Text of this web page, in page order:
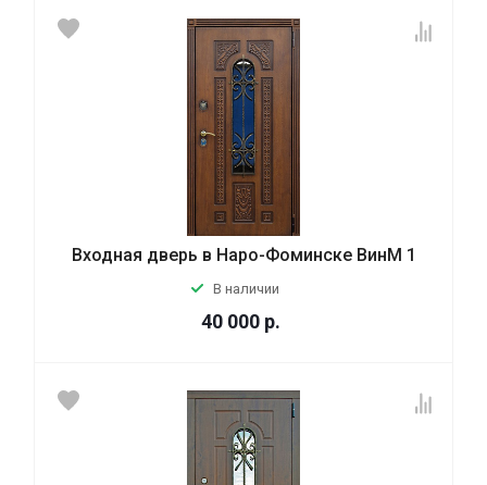
Входная дверь в Наро-Фоминске ВинМ 1
В наличии
40 000 р.